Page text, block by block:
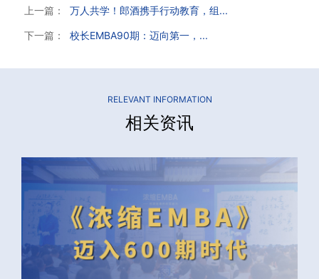
上一篇： 万人共学！郎酒携手行动教育，组...
下一篇： 校长EMBA90期：迈向第一，...
RELEVANT INFORMATION
相关资讯